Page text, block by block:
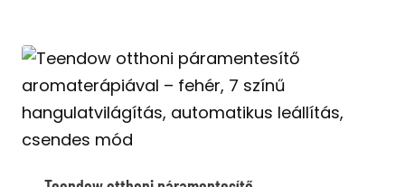
79.000 Ft.49.000 Ft.